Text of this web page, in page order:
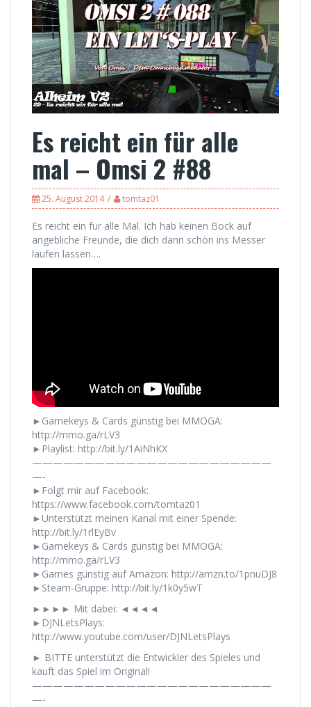
Es reicht ein für alle
mal – Omsi 2 #88
25. August 2014 tomtaz01
Es reicht ein für alle Mal. Ich hab keinen Bock auf
angebliche Freunde, die dich dann schön ins Messer
laufen lassen….
►Gamekeys & Cards günstig bei MMOGA:
http://mmo.ga/rLV3
►Playlist: http://bit.ly/1AiNhKX
———————————————————————
—-
►Folgt mir auf Facebook:
https://www.facebook.com/tomtaz01
►Unterstützt meinen Kanal mit einer Spende:
http://bit.ly/1rlEyBv
►Gamekeys & Cards günstig bei MMOGA:
http://mmo.ga/rLV3
►Games günstig auf Amazon: http://amzn.to/1pnuDJ8
►Steam-Gruppe: http://bit.ly/1k0y5wT
►►►► Mit dabei: ◄◄◄◄
►DJNLetsPlays:
http://www.youtube.com/user/DJNLetsPlays
► BITTE unterstützt die Entwickler des Spieles und
kauft das Spiel im Original!
———————————————————————
—-